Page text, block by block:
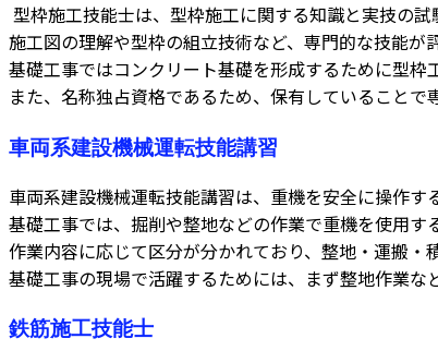
型枠施工技能士は、型枠施工に関する知識と実技の試
施工図の理解や型枠の組立技術など、専門的な技能が
基礎工事ではコンクリート基礎を形成するために型
また、名称独占資格であるため、保有していることで
車両系建設機械運転技能講習
車両系建設機械運転技能講習は、重機を安全に操作す
基礎工事では、掘削や整地などの作業で重機を使用す
作業内容に応じて区分が分かれており、整地・運搬
基礎工事の現場で活躍するためには、まず整地作業な
鉄筋施工技能士